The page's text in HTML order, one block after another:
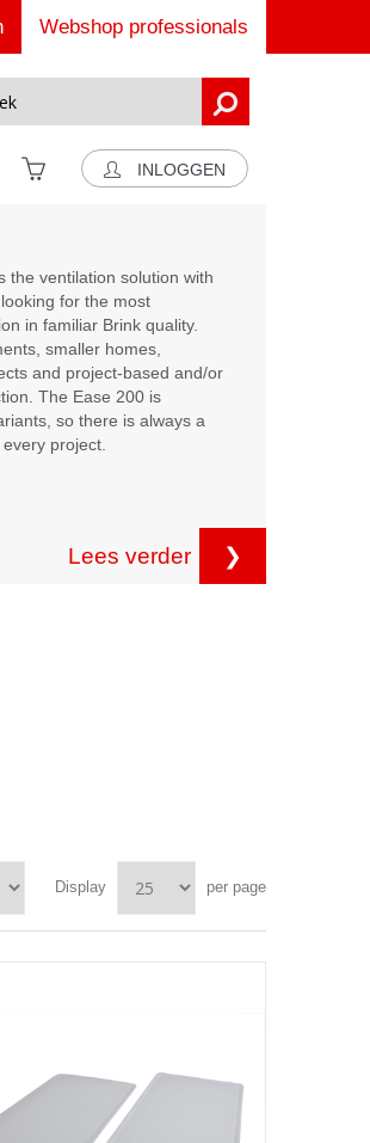
Webshop professionals
INLOGGEN
the ventilation solution with
for the most
in familiar Brink quality.
smaller homes,
and project-based and/or
The Ease 200 is
so there is always a
project.
Lees verder ❯
Display per page